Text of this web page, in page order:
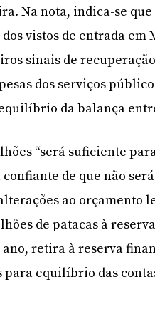
Na nota, indica-se
vistos de entrada em
sinais de
dos serviços
da balança
“será suficiente
confiante de que não
ao orçamento
de patacas à
retira à reserva
para equilíbrio das